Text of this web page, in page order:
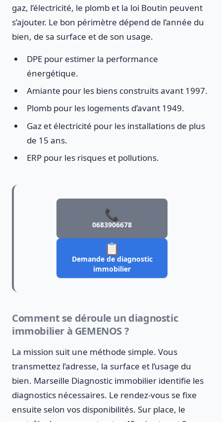
gaz, l’électricité, le plomb et la loi Boutin peuvent
s’ajouter. Le bon périmètre dépend de l’année du
bien, de sa surface et de son usage.
DPE pour estimer la performance
énergétique.
Amiante pour les biens construits avant 1997.
Plomb pour les logements d’avant 1949.
Gaz et électricité pour les installations de plus
de 15 ans.
ERP pour les risques et pollutions.
📞
0683906678
📋
Demande de diagnostic
immobilier
Comment se déroule un diagnostic
immobilier à GEMENOS ?
La mission suit une méthode simple. Vous
transmettez l’adresse, la surface et l’usage du
bien. Marseille Diagnostic immobilier identifie les
diagnostics nécessaires. Le rendez-vous se fixe
ensuite selon vos disponibilités. Sur place, le